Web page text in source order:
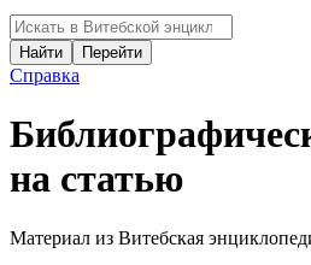
Справка
на статью
Материал из Витебская